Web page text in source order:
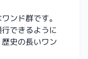
ンド群です。
できるように
史の長いワン